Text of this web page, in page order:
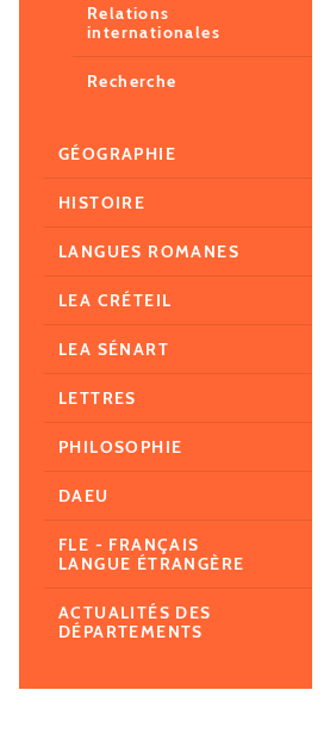
Relations
internationales
Recherche
GÉOGRAPHIE
HISTOIRE
LANGUES ROMANES
LEA CRÉTEIL
LEA SÉNART
LETTRES
PHILOSOPHIE
DAEU
FLE - FRANÇAIS
LANGUE ÉTRANGÈRE
ACTUALITÉS DES
DÉPARTEMENTS